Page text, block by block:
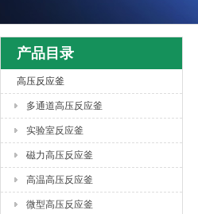
西安太康生物科技有限公司
产品目录
高压反应釜
多通道高压反应釜
实验室反应釜
磁力高压反应釜
高温高压反应釜
微型高压反应釜